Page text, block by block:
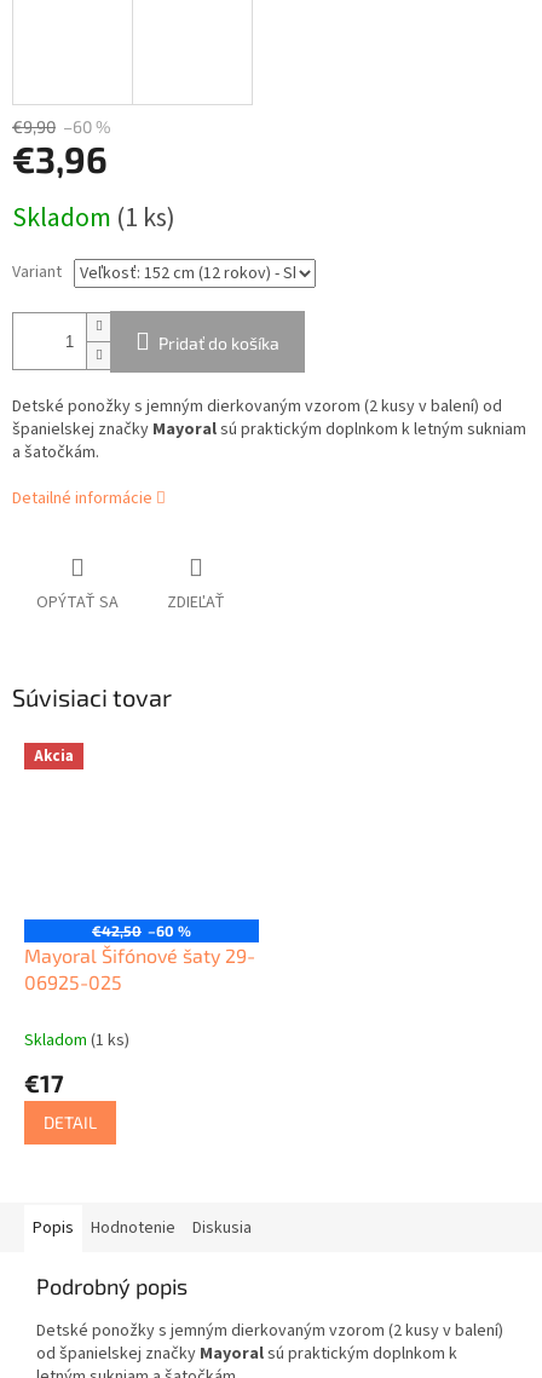
€9,90 –60 %
€3,96
cena:
Skladom (1 ks)
Variant
Pridať do košíka
Detské ponožky s jemným dierkovaným vzorom (2 kusy v balení) od
španielskej značky Mayoralsú praktickým doplnkom k letným sukniam
a šatočkám.
Detailné informácie
OPÝTAŤ SA ZDIEĽAŤ
Súvisiaci tovar
Akcia
€42,50 –60 %
Mayoral Šifónové šaty 29-
06925-025
Skladom (1 ks)
€17
DETAIL
Popis Hodnotenie Diskusia
Podrobný popis
Detské ponožky s jemným dierkovaným vzorom (2 kusy v balení)
od španielskej značky Mayoralsú praktickým doplnkom k